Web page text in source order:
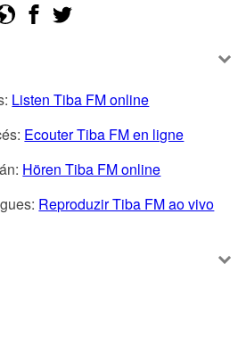
Listen Tiba FM online
Ecouter Tiba FM en ligne
Hören Tiba FM online
Reproduzir Tiba FM ao vivo